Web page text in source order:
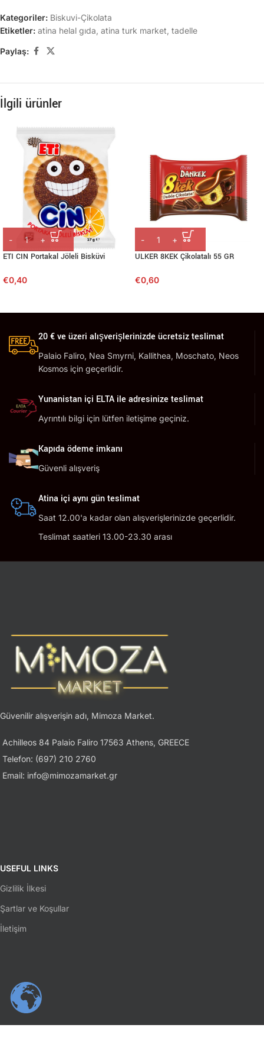
Kategoriler: Biskuvi-Çikolata
Etiketler: atina helal gıda atina turk market tadelle
Paylaş:
İlgili ürünler
ETI CIN Portakal Jöleli Bisküvi
€0,40
ULKER 8KEK Çikolatalı 55 GR
€0,60
20 € ve üzeri alışverişlerinizde ücretsiz teslimat
Palaio Faliro, Nea Smyrni, Kallithea, Moschato, Neos
Kosmos için geçerlidir.
Yunanistan içi ELTA ile adresinize teslimat
Ayrıntılı bilgi için lütfen iletişime geçiniz.
Kapıda ödeme imkanı
Güvenli alışveriş
Atina içi aynı gün teslimat
Saat 12.00'a kadar olan alışverişlerinizde geçerlidir.
Teslimat saatleri 13.00-23.30 arası
Güvenilir alışverişin adı, Mimoza Market.
Achilleos 84 Palaio Faliro 17563 Athens, GREECE
Telefon: (697) 210 2760
Email: info@mimozamarket.gr
USEFUL LINKS
Gizlilik İlkesi
Şartlar ve Koşullar
İletişim
SOSYAL MEDYA